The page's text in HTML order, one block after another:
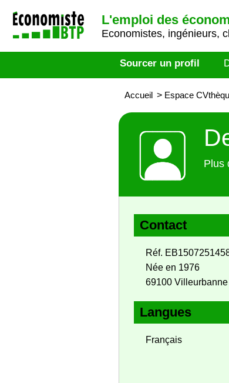
L'emploi des
Economistes, ingénieurs,
Sourcer un profil
Accueil > Espace
Plus
Contact
Réf.
Née en 1976
69100 Villeurbanne
Langues
Français